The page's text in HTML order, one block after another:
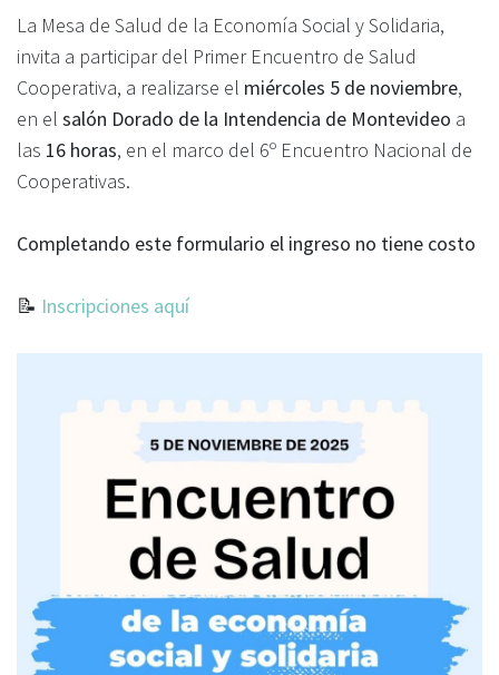
La Mesa de Salud de la Economía Social y Solidaria,
invita a participar del Primer Encuentro de Salud
Cooperativa, a realizarse el miércoles 5 de noviembre,
en el salón Dorado de la Intendencia de Montevideo a
las 16 horas, en el marco del 6º Encuentro Nacional de
Cooperativas.
Completando este formulario el ingreso no tiene costo
📝 Inscripciones aquí